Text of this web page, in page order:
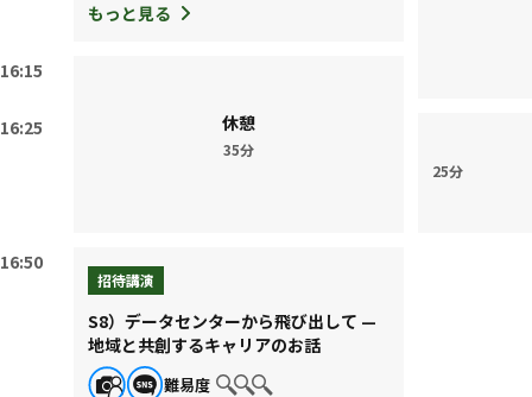
16:15
16:25
16:50
25分
招待講演
S8）データセンターから飛び出して —
地域と共創するキャリアのお話
難易度
休憩
35分
もっと見る